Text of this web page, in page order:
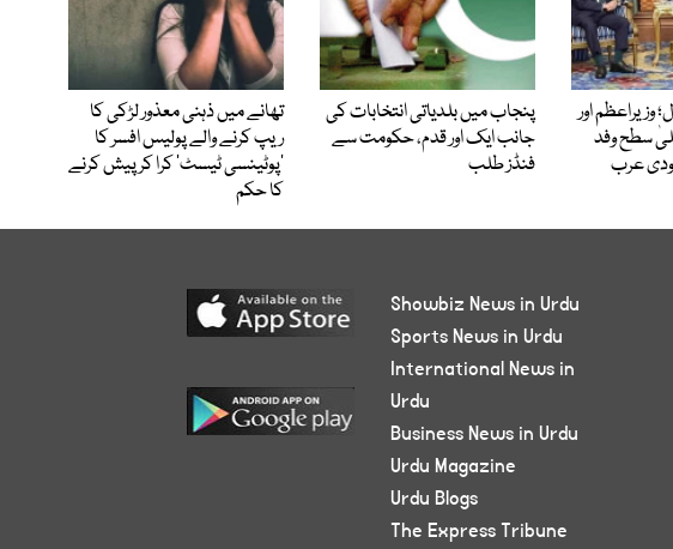
اور
سطح وفد
عرب
پنجاب میں بلدیاتی انتخابات کی
جانب ایک اور قدم، حکومت سے
فنڈز طلب
تھانے میں ذہنی معذور لڑکی کا
ریپ کرنے والے پولیس افسر کا
’پوٹینسی ٹیسٹ‘ کرا کر پیش کرنے
کا حکم
Showbiz News in Urdu
Sports News in Urdu
International News in
Urdu
Business News in Urdu
Urdu Magazine
Urdu Blogs
The Express Tribune